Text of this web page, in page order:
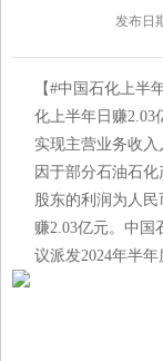
发布日
【#中国石化上半
化上半年日赚2.03
实现主营业务收入
因于部分石油石
股东的利润为人民
赚2.03亿元。中国
议派发2024年半年